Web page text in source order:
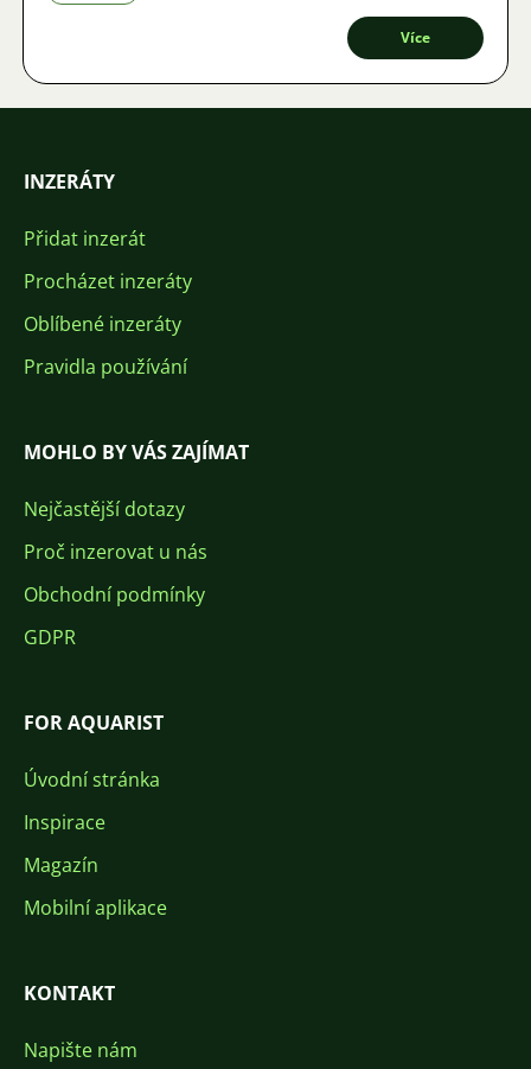
Více
INZERÁTY
Přidat inzerát
Procházet inzeráty
Oblíbené inzeráty
Pravidla používání
MOHLO BY VÁS ZAJÍMAT
Nejčastější dotazy
Proč inzerovat u nás
Obchodní podmínky
GDPR
FOR AQUARIST
Úvodní stránka
Inspirace
Magazín
Mobilní aplikace
KONTAKT
Napište nám